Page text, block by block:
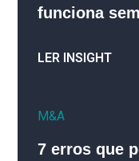
funciona
LER INSIGHT
M&A
7 erros que